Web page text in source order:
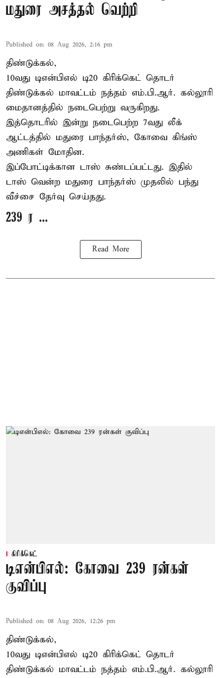
மதுரை அசத்தல் வெற்றி
Published on: 08 Aug 2026, 2:16 pm
திண்டுக்கல்,
10வது டிஎன்பிஎல் டி20 கிரிக்கெட் தொடர்
திண்டுக்கல் மாவட்டம் நத்தம் எம்.பி.ஆர். கல்லூரி
மைதானத்தில் நடைபெற்று வருகிறது.
இத்தொடரில் இன்று நடைபெற்ற 7வது லீக்
ஆட்டத்தில் மதுரை பாந்தர்ஸ், கோவை கிங்ஸ்
அணிகள் மோதின.
இப்போட்டிக்கான டாஸ் சுண்டப்பட்டது. இதில்
டாஸ் வென்ற மதுரை பாந்தர்ஸ் முதலில் பந்து
வீச்சை தேர்வு செய்தது.
239 ர ...
Read More
கிரிக்கெட்
டிஎன்பிஎல்: கோவை 239 ரன்கள்
குவிப்பு
Published on: 08 Aug 2026, 12:26 pm
திண்டுக்கல்,
10வது டிஎன்பிஎல் டி20 கிரிக்கெட் தொடர்
திண்டுக்கல் மாவட்டம் நத்தம் எம்.பி.ஆர். கல்லூரி